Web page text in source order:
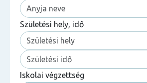
Születési hely, idő
Iskolai végzettség